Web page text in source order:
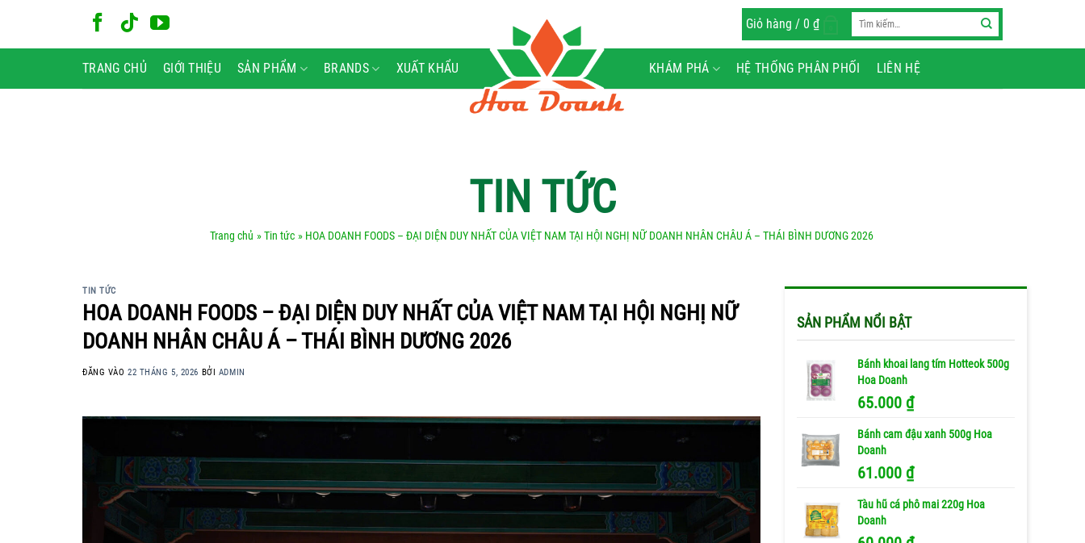
nội
Giỏ hàng / 0 ₫
Tìm
TRANG CHỦ GIỚI THIỆU SẢN PHẨM BRANDS XUẤT KHẨU KHÁM PHÁ HỆ THỐNG PHÂN PHỐI LIÊN HỆ
TIN TỨC
Trang chủ »Tin tức » HOA DOANH FOODS – ĐẠI DIỆN DUY NHẤT CỦA VIỆT NAM TẠI HỘI NGHỊ NỮ DOANH NHÂN CHÂU Á – THÁI BÌNH DƯƠNG 2026
TIN TỨC
HOA DOANH FOODS – ĐẠI DIỆN DUY NHẤT CỦA VIỆT NAM TẠI HỘI NGHỊ NỮ
DOANH NHÂN CHÂU Á – THÁI BÌNH DƯƠNG 2026
ĐĂNG VÀO22 THÁNG 5, 2026 BỞI ADMIN
SẢN PHẨM NỔI BẬT
Bánh khoai lang tím Hotteok 500g
Hoa Doanh
65.000 ₫
Bánh cam đậu xanh 500g Hoa
Doanh
61.000 ₫
Tàu hũ cá phô mai 220g Hoa
Doanh